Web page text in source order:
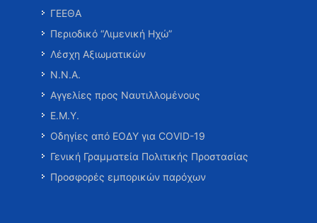
ΓΕΕΘΑ
Περιοδικό “Λιμενική Ηχώ”
Λέσχη Αξιωματικών
Ν.Ν.Α.
Αγγελίες προς Ναυτιλλομένους
Ε.Μ.Υ.
Οδηγίες από ΕΟΔΥ για COVID-19
Γενική Γραμματεία Πολιτικής Προστασίας
Προσφορές εμπορικών παρόχων